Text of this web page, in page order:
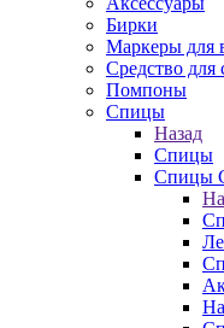
Бирки
Маркеры для
Средство для
Помпоны
Спицы
Назад
Спицы
Спицы